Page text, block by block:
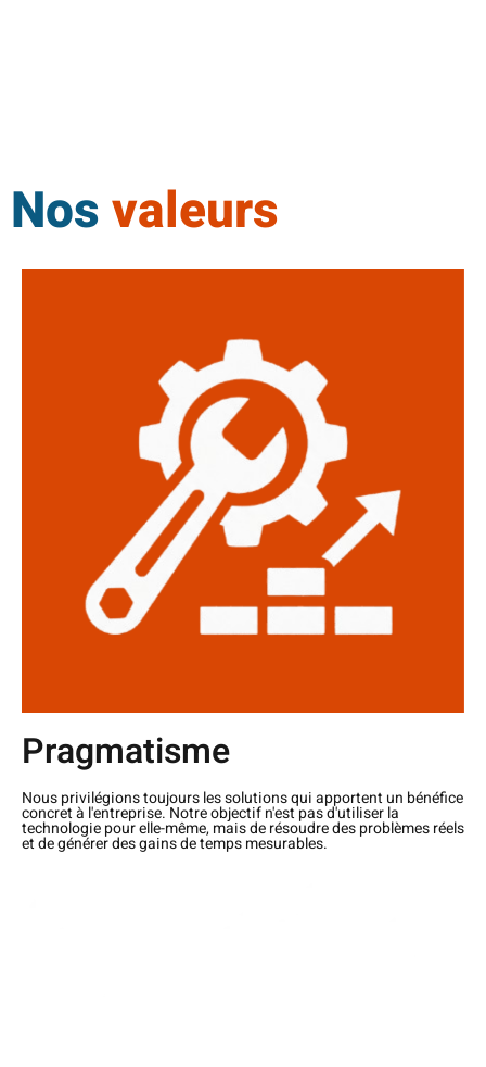
Nosvaleurs
Pragmatisme
Nous privilégions toujours les solutions qui apportent un bénéfice
concret à l'entreprise. Notre objectif n'est pas d'utiliser la
technologie pour elle-même, mais de résoudre des problèmes réels
et de générer des gains de temps mesurables.